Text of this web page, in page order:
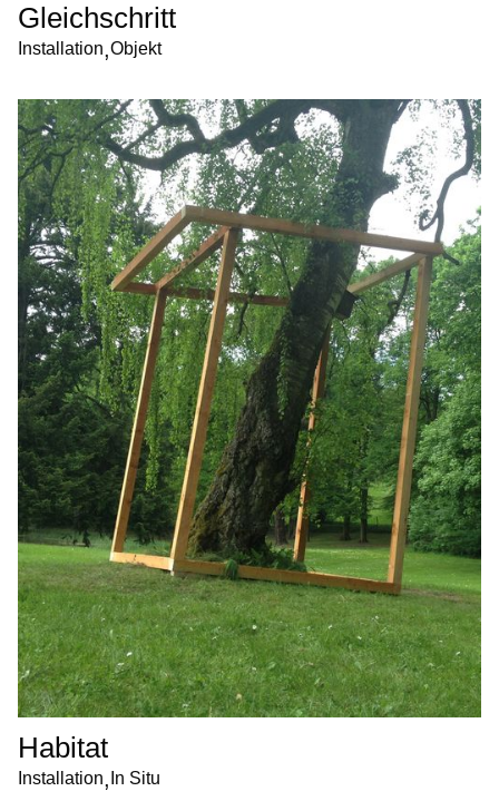
Gleichschritt
Installation,Objekt
Habitat
Installation, In Situ